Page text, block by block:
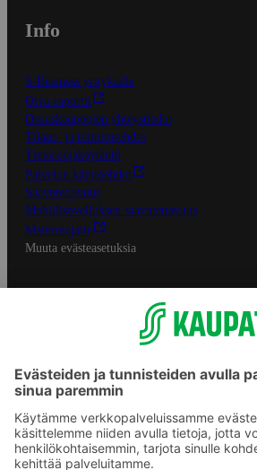
Info
S-Business yrityksille
Oiva-raportit
Osuuskauppojen yhteystiedot
Tilaus- ja toimitusehdot
Tietosuojakäytäntö
Palvelun käyttöehdot
Saavutettavuus
Mobiilisovelluksen saavutettavuus
Mainostajalle
Muuta evästeasetuksia
S-ryhmän palvelut
S-ryhmä
Asiakasomistajuus
S-ostoslista -sovellus
Prisma.fi
Sokos.fi